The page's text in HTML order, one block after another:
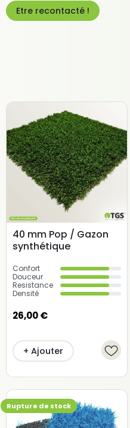
Etre recontacté !
40 mm Pop / Gazon
synthétique
Confort
Douceur
Resistance
Densité
26,00 €
+ Ajouter
Rupture de stock